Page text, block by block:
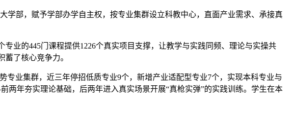
学部，赋予学部办学自主权，按专业集群设立科教中心，直面产业需求、承接真
业的445门课程提供1226个真实项目支撑，让教学与实践同频、理论与实操共
了核心竞争力。
业集群，近三年停招低质专业9个，新增产业适配型专业7个，实现本科专业与
年夯实理论基础，后两年进入真实场景开展“真枪实弹”的实践训练。学生在本